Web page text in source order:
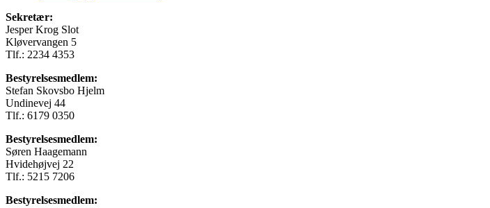
Sekretær:
Jesper Krog Slot
Kløvervangen 5
Tlf.: 2234 4353
Bestyrelsesmedlem:
Stefan Skovsbo Hjelm
Undinevej 44
Tlf.: 6179 0350
Bestyrelsesmedlem:
Søren Haagemann
Hvidehøjvej 22
Tlf.: 5215 7206
Bestyrelsesmedlem: